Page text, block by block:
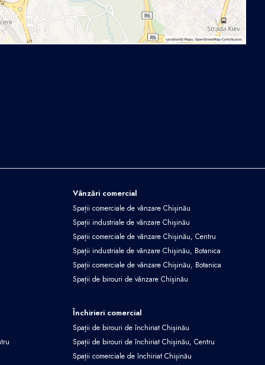
Vânzări comercial
Spații comerciale de vânzare Chișinău
Spații industriale de vânzare Chișinău
Spații comerciale de vânzare Chișinău, Centru
Spații industriale de vânzare Chișinău, Botanica
Spații comerciale de vânzare Chișinău, Botanica
Spații de birouri de vânzare Chișinău
Închirieri comercial
Spații de birouri de închiriat Chișinău
Spații de birouri de închiriat Chișinău, Centru
Spații comerciale de închiriat Chișinău